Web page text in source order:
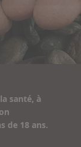
santé, à
de 18 ans.